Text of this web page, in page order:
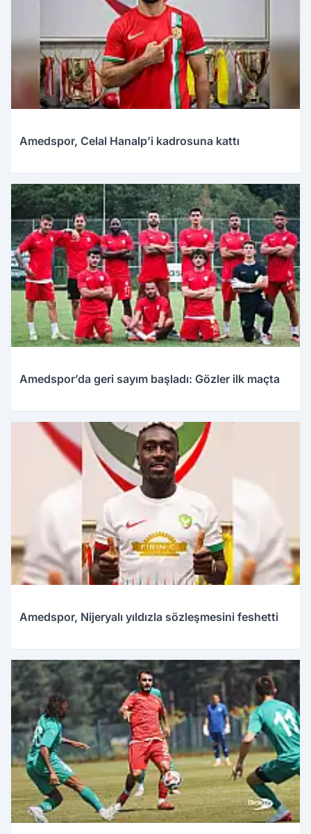
Amedspor, Celal Hanalp’i kadrosuna kattı
Amedspor’da geri sayım başladı: Gözler ilk maçta
Amedspor, Nijeryalı yıldızla sözleşmesini feshetti